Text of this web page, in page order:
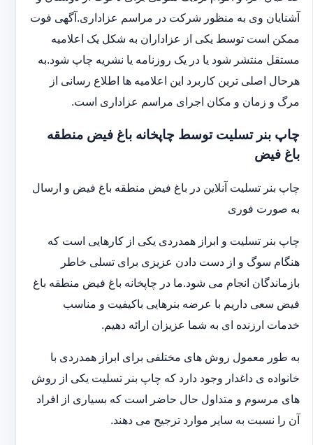
آشنایان وی به منظور شرکت در مراسم عزاداری.آگهی فوت
ممکن است توسط یکی از عزاداران به شکل یک اعلامیه
مستقل منتشر شود یا در یک روزنامه یا نشریه چاپ شود.به
هرحال اصلی ترین کاربرد این اعلامیه ها اطلاع رسانی از
مرگ و زمان و مکان اجرای مراسم عزاداری است.
چاپ بنر تسلیت توسط چاپخانه باغ فیض منطقه
باغ فیض
چاپ بنر تسلیت آنلاین در باغ فیض منطقه باغ فیض و ارسال
به صورت فوری
چاپ بنر تسلیت و ابراز همدردی یکی از کارهایی است که
هنگام سوگ و از دست دادن عزیزی برای تسلی خاطر
بازماندگان انجام می شود.ما در چاپخانه باغ فیض منطقه باغ
فیض سعی داریم با عرضه بنرهایی باکیفیت و مناسب
خدمات ارزنده ای به شما عزیزان ارائه دهیم.
به طور معمول روش های مختلفی برای ابراز همدردی با
خانواده ی داغدار وجود دارد که چاپ بنر تسلیت یکی از روش
های مرسوم و متداول حال حاضر است که بسیاری از افراد
آن را نسبت به سایر موارد ترجیح می دهند.